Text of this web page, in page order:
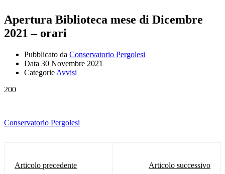
Apertura Biblioteca mese di Dicembre
2021 – orari
Pubblicato da Conservatorio Pergolesi
Data 30 Novembre 2021
Categorie Avvisi
200
Conservatorio Pergolesi
Articolo precedente Articolo successivo